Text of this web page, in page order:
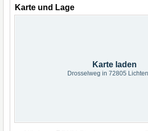
Karte und Lage
Karte laden
Drosselweg in 72805